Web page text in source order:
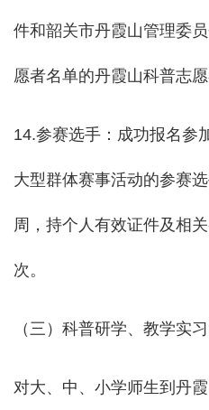
件和韶关市丹霞山管理委
愿者名单的丹霞山科普志愿
14.参赛选手：成功报名参
大型群体赛事活动的参赛
周，持个人有效证件及相
次。
（三）科普研学、教学实习
对大、中、小学师生到丹